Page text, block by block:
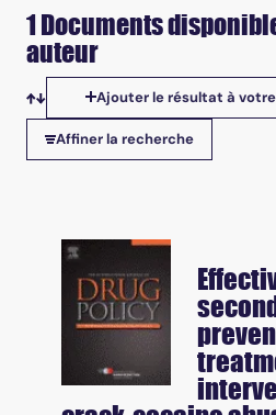
1 Documents
auteur
Tris disponibles
Ajouter le résultat à
Affiner la recherche